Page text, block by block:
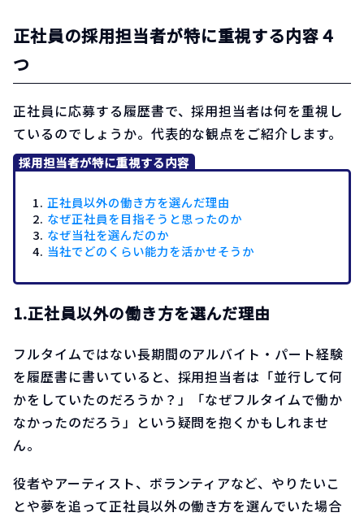
正社員の採用担当者が特に重視する内容４
つ
正社員に応募する履歴書で、採用担当者は何を重視し
ているのでしょうか。代表的な観点をご紹介します。
採用担当者が特に重視する内容
正社員以外の働き方を選んだ理由
なぜ正社員を目指そうと思ったのか
なぜ当社を選んだのか
当社でどのくらい能力を活かせそうか
1.正社員以外の働き方を選んだ理由
フルタイムではない長期間のアルバイト・パート経験
を履歴書に書いていると、採用担当者は「並行して何
かをしていたのだろうか？」「なぜフルタイムで働か
なかったのだろう」という疑問を抱くかもしれませ
ん。
役者やアーティスト、ボランティアなど、やりたいこ
とや夢を追って正社員以外の働き方を選んでいた場合